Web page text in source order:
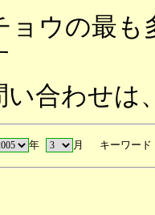
ョウの最も
合わせは、
年 月 キーワード